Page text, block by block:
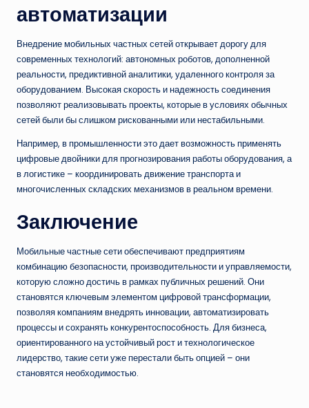
автоматизации
Внедрение мобильных частных сетей открывает дорогу для
современных технологий: автономных роботов, дополненной
реальности, предиктивной аналитики, удаленного контроля за
оборудованием. Высокая скорость и надежность соединения
позволяют реализовывать проекты, которые в условиях обычных
сетей были бы слишком рискованными или нестабильными.
Например, в промышленности это дает возможность применять
цифровые двойники для прогнозирования работы оборудования, а
в логистике – координировать движение транспорта и
многочисленных складских механизмов в реальном времени.
Заключение
Мобильные частные сети обеспечивают предприятиям
комбинацию безопасности, производительности и управляемости,
которую сложно достичь в рамках публичных решений. Они
становятся ключевым элементом цифровой трансформации,
позволяя компаниям внедрять инновации, автоматизировать
процессы и сохранять конкурентоспособность. Для бизнеса,
ориентированного на устойчивый рост и технологическое
лидерство, такие сети уже перестали быть опцией – они
становятся необходимостью.